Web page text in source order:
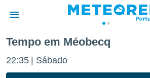
da
Tempo em Méobecq
22:35 Sábado